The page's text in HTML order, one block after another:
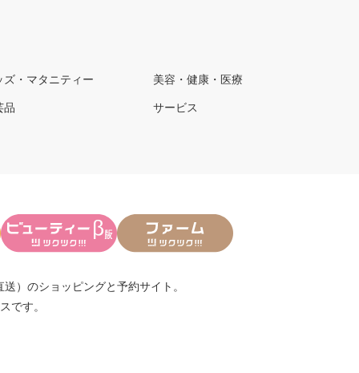
ズ・マタニティー 美容・健康・医療
品 サービス
） のショッピングと予約サイト。
です。